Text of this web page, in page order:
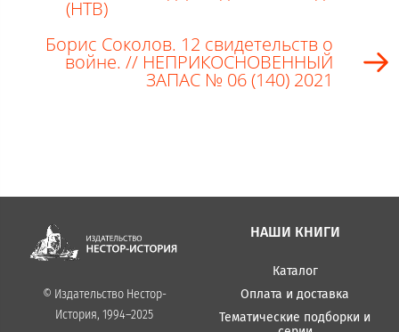
(НТВ)
Борис Соколов. 12 свидетельств о
войне. // НЕПРИКОСНОВЕННЫЙ
ЗАПАС № 06 (140) 2021
© Издательство Нестор-
История, 1994–2025
НАШИ КНИГИ
Каталог
Оплата и доставка
Тематические подборки и